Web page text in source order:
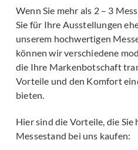
Wenn Sie mehr als 2 – 3
Sie für Ihre Ausstellungen
unserem hochwertigen
können wir verschiedene
die Ihre Markenbotschaft
Vorteile und den Komfort
bieten.
Hier sind die Vorteile, die Sie
Messestand bei uns kaufen: